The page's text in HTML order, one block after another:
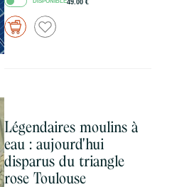
49.00 €
Légendaires moulins à
eau : aujourd'hui
disparus du triangle
rose Toulouse